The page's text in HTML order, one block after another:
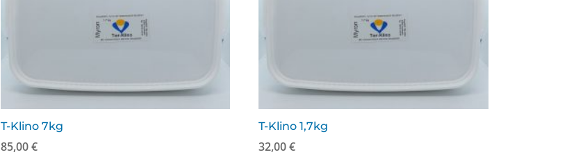
T-Klino 7kg
85,00€
T-Klino 1,7kg
32,00€